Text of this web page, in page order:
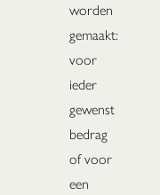
worden
gemaakt:
voor
ieder
gewenst
bedrag
of voor
een